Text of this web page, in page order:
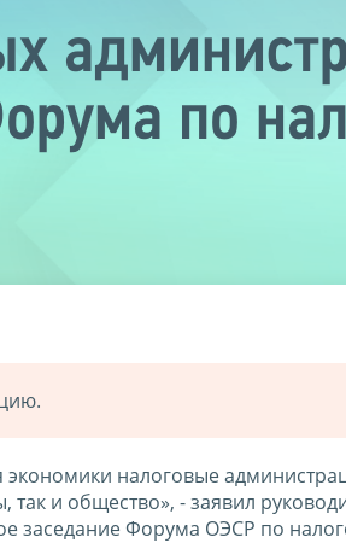
по
налоговые
и общество», - заявил
заседание Форума ОЭСР по